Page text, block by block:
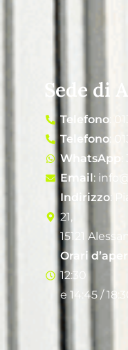
Sede di
Telefono:
Telefono:
WhatsApp
Email:
Indirizzo:
21,
15121
Orari
12:30
e 14:45 / 18:30